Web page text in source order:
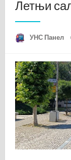
Летњи
УНС Панел